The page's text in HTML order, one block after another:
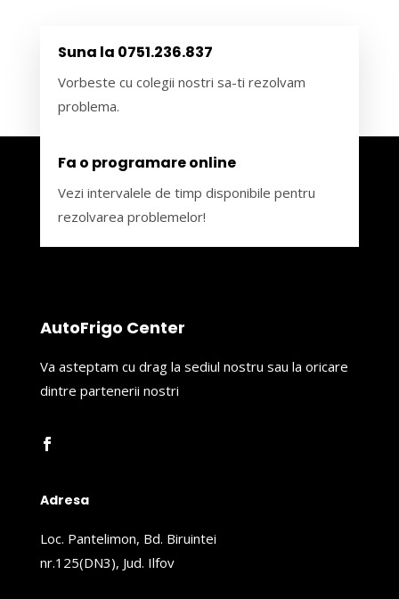
Suna la 0751.236.837
Vorbeste cu colegii nostri sa-ti rezolvam
problema.
Fa o programare online
Vezi intervalele de timp disponibile pentru
rezolvarea problemelor!
AutoFrigo Center
Va asteptam cu drag la sediul nostru sau la oricare
dintre partenerii nostri
Adresa
Loc. Pantelimon, Bd. Biruintei
nr.125(DN3), Jud. Ilfov